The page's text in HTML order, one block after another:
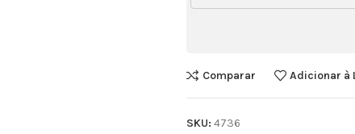
Comparar Adicionar à
SKU: 4736